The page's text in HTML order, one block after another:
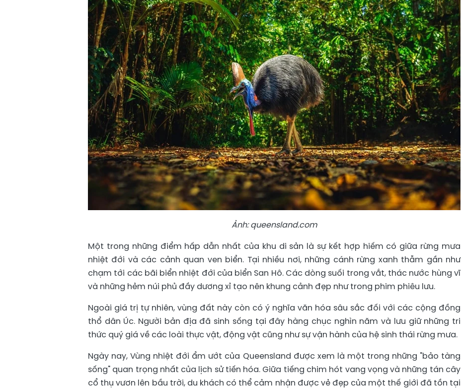
Ảnh: queensland.com
Một trong những điểm hấp dẫn nhất của khu di sản là sự kết hợp hiếm có giữa rừng mưa
nhiệt đới và các cảnh quan ven biển. Tại nhiều nơi, những cánh rừng xanh thẫm gần như
chạm tới các bãi biển nhiệt đới của biển San Hô. Các dòng suối trong vắt, thác nước hùng vĩ
và những hẻm núi phủ đầy dương xỉ tạo nên khung cảnh đẹp như trong phim phiêu lưu.
Ngoài giá trị tự nhiên, vùng đất này còn có ý nghĩa văn hóa sâu sắc đối với các cộng đồng
thổ dân Úc. Người bản địa đã sinh sống tại đây hàng chục nghìn năm và lưu giữ những tri
thức quý giá về các loài thực vật, động vật cũng như sự vận hành của hệ sinh thái rừng mưa.
Ngày nay, Vùng nhiệt đới ẩm ướt của Queensland được xem là một trong những "bảo tàng
sống" quan trọng nhất của lịch sử tiến hóa. Giữa tiếng chim hót vang vọng và những tán cây
cổ thụ vươn lên bầu trời, du khách có thể cảm nhận được vẻ đẹp của một thế giới đã tồn tại